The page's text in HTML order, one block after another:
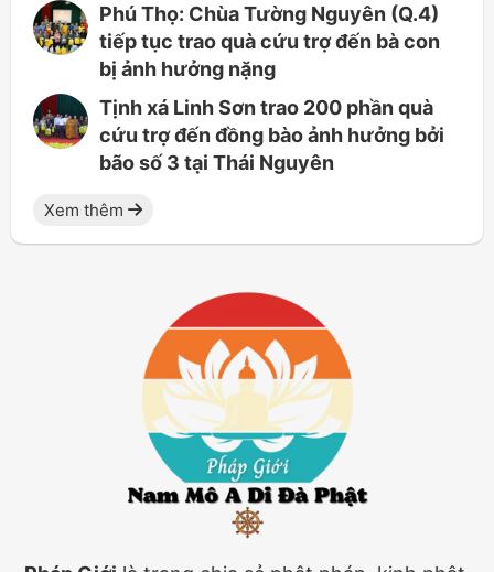
Phú Thọ: Chùa Tường Nguyên (Q.4)
tiếp tục trao quà cứu trợ đến bà con
bị ảnh hưởng nặng
Tịnh xá Linh Sơn trao 200 phần quà
cứu trợ đến đồng bào ảnh hưởng bởi
bão số 3 tại Thái Nguyên
Xem thêm